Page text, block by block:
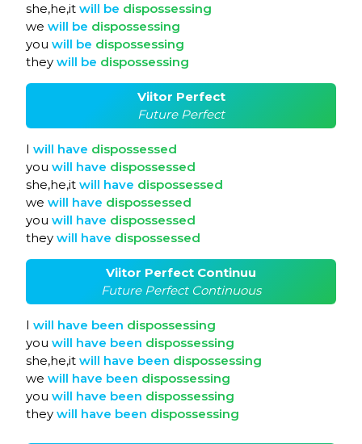
she,he,it will be dispossessing
we will be dispossessing
you will be dispossessing
they will be dispossessing
Viitor Perfect
Future Perfect
I will have dispossessed
you will have dispossessed
she,he,it will have dispossessed
we will have dispossessed
you will have dispossessed
they will have dispossessed
Viitor Perfect Continuu
Future Perfect Continuous
I will have been dispossessing
you will have been dispossessing
she,he,it will have been dispossessing
we will have been dispossessing
you will have been dispossessing
they will have been dispossessing